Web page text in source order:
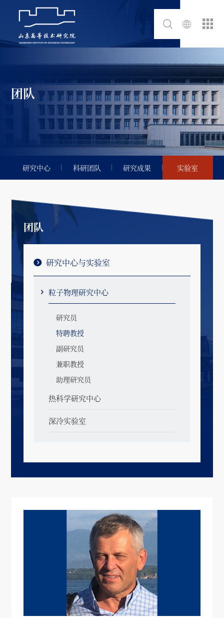
团队
研究中心 科研团队 研究成果 实验室
团队
研究中心与实验室
粒子物理研究中心
研究员
特聘教授
副研究员
兼职教授
助理研究员
热科学研究中心
深冷实验室